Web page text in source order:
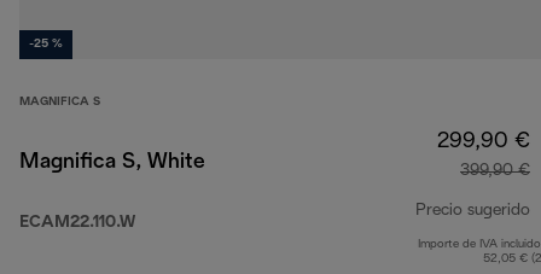
-25 %
MAGNIFICA S
Magnifica S, White
ECAM22.110.W
299,90 €
399,90 €
Precio sugerido
Importe de IVA
52,05 €